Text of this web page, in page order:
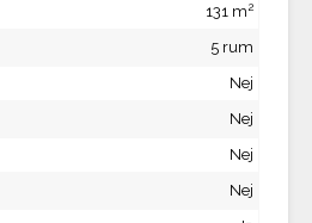
131 m2
5 rum
Nej
Nej
Nej
Nej